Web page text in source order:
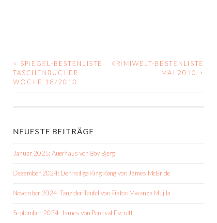
BEITRAGS-
NAVIGATION
<
SPIEGEL-BESTENLISTE
TASCHENBÜCHER
WOCHE 18/2010
KRIMIWELT-BESTENLISTE
MAI 2010
>
NEUESTE BEITRÄGE
Januar 2025: Auerhaus von Bov Bjerg
Dezember 2024: Der heilige King Kong von James McBride
November 2024: Tanz der Teufel von Fiston Mwanza Mujila
September 2024: James von Percival Everett